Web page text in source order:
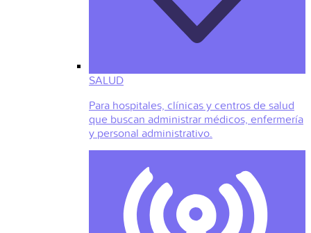
SALUD
Para hospitales, clínicas y centros de salud
que buscan administrar médicos, enfermería
y personal administrativo.